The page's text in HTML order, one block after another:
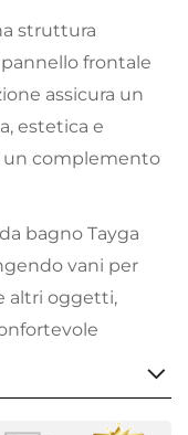
struttura
frontale
assicura un
estetica e
un complemento
bagno Tayga
vani per
altri oggetti,